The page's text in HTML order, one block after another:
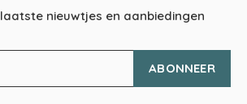
nieuwtjes en aanbiedingen
ABONNEER